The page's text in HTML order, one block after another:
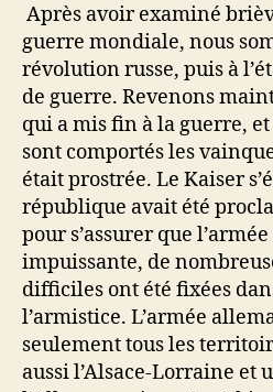
Après avoir examiné
guerre mondiale, nous
révolution russe, puis à
de guerre. Revenons
qui a mis fin à la guerre,
sont comportés les
était prostrée. Le Kaiser
république avait été
pour s’assurer que
impuissante, de
difficiles ont été fixées
l’armistice. L’armée
seulement tous les
aussi l’Alsace-Lorraine et